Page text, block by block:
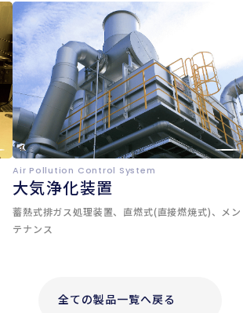
Air Pollution Control System
大気浄化装置
蓄熱式排ガス処理装置、直燃式(直接燃焼式)、メン
テナンス
全ての製品一覧へ戻る